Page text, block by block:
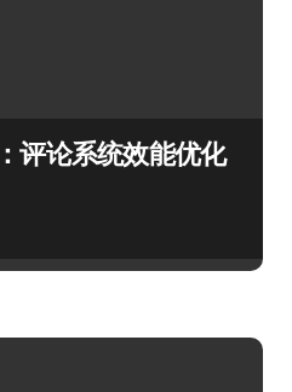
评论系统效能优化